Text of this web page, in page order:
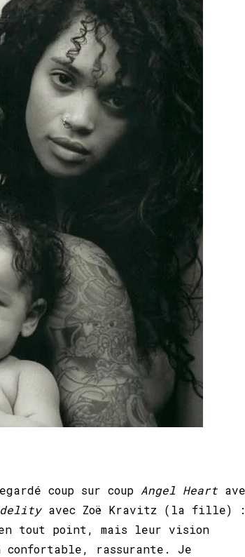
coup sur coup Angel Heart
avec Zoë Kravitz (la fille) :
en tout point, mais leur vision
confortable, rassurante. Je